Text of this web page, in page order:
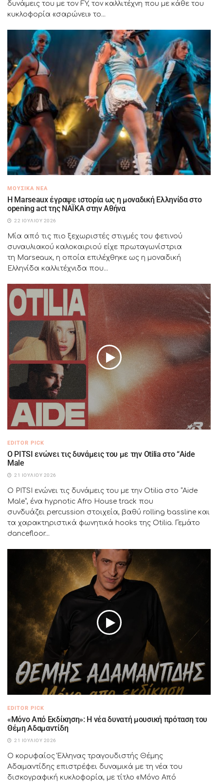
δυνάμεις του με τον FY, τον καλλιτέχνη που με κάθε του
κυκλοφορία «σαρώνει» το...
ΜΟΥΣΙΚΆ ΝΈΑ
H Marseaux έγραψε ιστορία ως η μοναδική Ελληνίδα στο
opening act της NAÏKA στην Αθήνα
22 ΙΟΥΛΊΟΥ 2026
Μία από τις πιο ξεχωριστές στιγμές του φετινού
συναυλιακού καλοκαιριού είχε πρωταγωνίστρια
τη Marseaux, η οποία επιλέχθηκε ως η μοναδική
Ελληνίδα καλλιτέχνιδα που...
EDITOR PICK
Ο PITSI ενώνει τις δυνάμεις του με την Otilia στο “Aide
Male
21 ΙΟΥΛΊΟΥ 2026
Ο PITSI ενώνει τις δυνάμεις του με την Otilia στο “Aide
Male”, ένα hypnotic Afro House track που
συνδυάζει percussion στοιχεία, βαθύ rolling bassline και
τα χαρακτηριστικά φωνητικά hooks της Otilia. Γεμάτο
dancefloor...
EDITOR PICK
«Μόνο Από Εκδίκηση»: Η νέα δυνατή μουσική πρόταση του
Θέμη Αδαμαντίδη
21 ΙΟΥΛΊΟΥ 2026
Ο κορυφαίος Έλληνας τραγουδιστής Θέμης
Αδαμαντίδης επιστρέφει δυναμικά με τη νέα του
δισκογραφική κυκλοφορία, με τίτλο «Μόνο Από